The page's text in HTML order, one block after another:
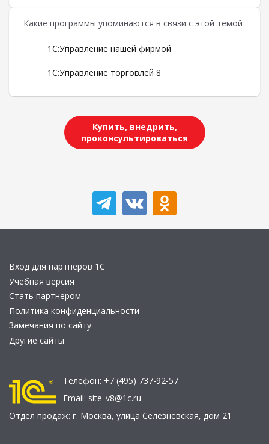
Какие программы упоминаются в связи с этой темой
1С:Управление нашей фирмой
1С:Управление торговлей 8
Купить, внедрить,
проконсультироваться
Вход для партнеров 1С
Учебная версия
Стать партнером
Политика конфиденциальности
Замечания по сайту
Другие сайты
Телефон: +7 (495) 737-92-57
Email: site_v8@1c.ru
Отдел продаж: г. Москва, улица Селезнёвская, дом 21